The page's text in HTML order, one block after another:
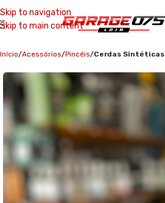
Skip to navigation
Skip to main content
Início Acessórios Pincéis Cerdas Sintéticas